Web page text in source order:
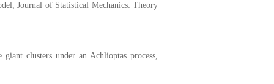
Journal of Statistical Mechanics: Theory
clusters under an Achlioptas process,